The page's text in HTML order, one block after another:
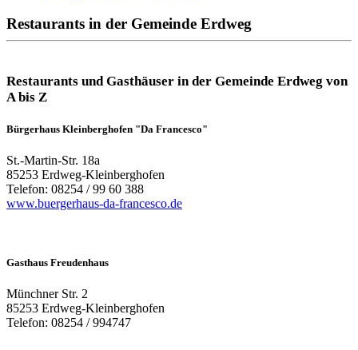
Restaurants in der Gemeinde Erdweg
Restaurants und Gasthäuser in der Gemeinde Erdweg von
A bis Z
Bürgerhaus Kleinberghofen "Da Francesco"
St.-Martin-Str. 18a
85253 Erdweg-Kleinberghofen
Telefon: 08254 / 99 60 388
www.buergerhaus-da-francesco.de
Gasthaus Freudenhaus
Münchner Str. 2
85253 Erdweg-Kleinberghofen
Telefon: 08254 / 994747